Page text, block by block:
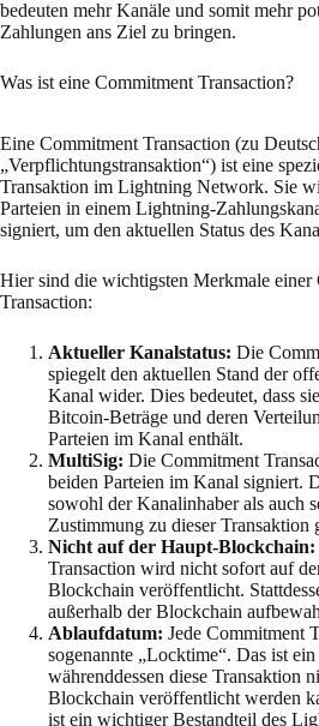
bedeuten mehr Kanäle und somit mehr
Zahlungen ans Ziel zu bringen.
Was ist eine Commitment Transaction?
Eine Commitment Transaction (zu
„Verpflichtungstransaktion“) ist eine
Transaktion im Lightning Network. Sie
Parteien in einem Lightning-
signiert, um den aktuellen Status des
Hier sind die wichtigsten Merkmale einer
Transaction:
Aktueller Kanalstatus: Die
spiegelt den aktuellen Stand der
Kanal wider. Dies bedeutet, dass
Bitcoin-Beträge und deren
Parteien im Kanal enthält.
MultiSig: Die Commitment
beiden Parteien im Kanal signiert.
sowohl der Kanalinhaber als auch
Zustimmung zu dieser Transaktion
Nicht auf der Haupt-Blockchain:
Transaction wird nicht sofort auf
Blockchain veröffentlicht.
außerhalb der Blockchain
Ablaufdatum: Jede Commitment
sogenannte „Locktime“. Das ist
währenddessen diese Transaktion
Blockchain veröffentlicht werden
ist ein wichtiger Bestandteil des